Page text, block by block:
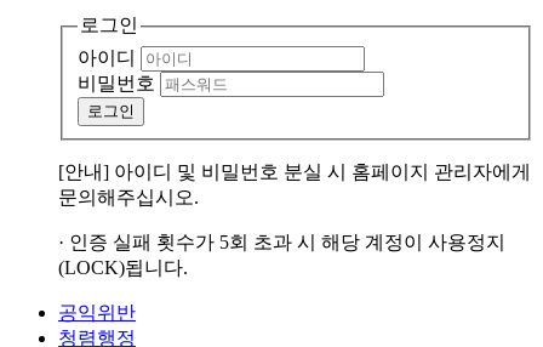
로그인
아이디
비밀번호
로그인
[안내] 아이디 및 비밀번호 분실 시 홈페이지 관리자에게
문의해주십시오.
· 인증 실패 횟수가 5회 초과 시 해당 계정이 사용정지
(LOCK)됩니다.
공익위반
청렴행정